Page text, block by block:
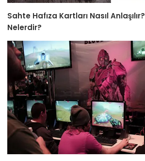
Sahte Hafıza Kartları Nasıl
Nelerdir?